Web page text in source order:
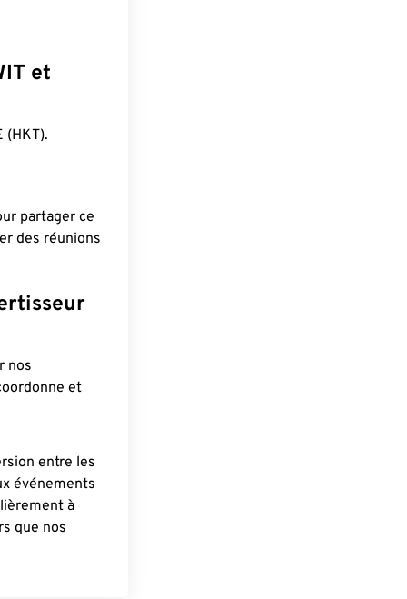
et
(HKT).
partager ce
des réunions
nos
et
entre les
événements
à
que nos